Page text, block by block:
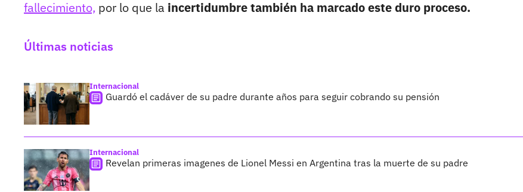
fallecimiento, por lo que la incertidumbre también ha marcado este duro proceso.
Últimas noticias
Internacional
Guardó el cadáver de su padre durante años para seguir cobrando su pensión
Internacional
Revelan primeras imagenes de Lionel Messi en Argentina tras la muerte de su padre